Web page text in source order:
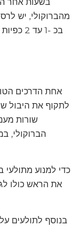
מהברוקולי, יש
אחת הדרכים
לתקוף את היבול
שורות
הברוקולי,
כדי למנוע
את הראש כולו
בנוסף לתולעים על